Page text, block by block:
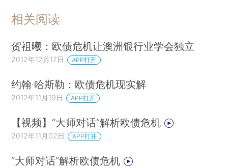
相关阅读
贺祖曦：欧债危机让澳洲银行业学会独立
2012年12月17日 APP打开
约翰·哈斯勒：欧债危机现实解
2012年11月19日 APP打开
【视频】“大师对话”解析欧债危机
2012年11月02日 APP打开
“大师对话”解析欧债危机